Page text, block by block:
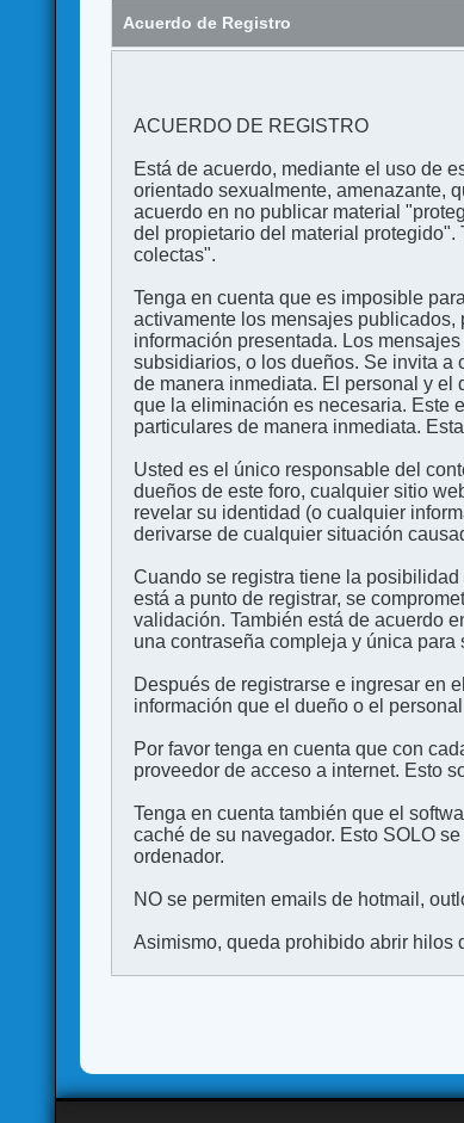
Acuerdo de Registro
ACUERDO DE REGISTRO
Está de acuerdo, mediante el uso de
orientado sexualmente, amenazante,
acuerdo en no publicar material
del propietario del material
colectas".
Tenga en cuenta que es imposible
activamente los mensajes
información presentada. Los
subsidiarios, o los dueños. Se invita a
de manera inmediata. El personal y el
que la eliminación es necesaria. Este
particulares de manera inmediata.
Usted es el único responsable del
dueños de este foro, cualquier sitio
revelar su identidad (o cualquier
derivarse de cualquier situación
Cuando se registra tiene la
está a punto de registrar, se
validación. También está de acuerdo
una contraseña compleja y única
Después de registrarse e ingresar en
información que el dueño o el
Por favor tenga en cuenta que con
proveedor de acceso a internet. Esto
Tenga en cuenta también que el
caché de su navegador. Esto SOLO
ordenador.
NO se permiten emails de hotmail,
Asimismo, queda prohibido abrir hilos